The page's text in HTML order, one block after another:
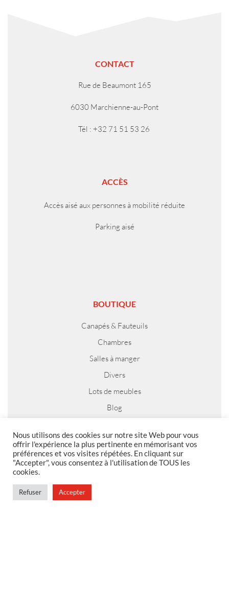
CONTACT
Rue de Beaumont 165
6030 Marchienne-au-Pont
Tél : +32 71 51 53 26
ACCÈS
Accès aisé aux personnes à mobilité réduite
Parking aisé
BOUTIQUE
Canapés & Fauteuils
Chambres
Salles à manger
Divers
Lots de meubles
Blog
MENTIONS LEGALES
Politique de confidentialité
Conditions générales de vente
Nous utilisons des cookies sur notre site Web pour vous
offrir l'expérience la plus pertinente en mémorisant vos
préférences et vos visites répétées. En cliquant sur
"Accepter", vous consentez à l'utilisation de TOUS les
cookies.
Refuser Accepter